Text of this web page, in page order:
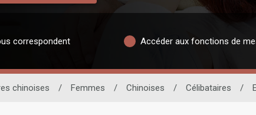
correspondent Accéder aux fonctions de
chinoises / Femmes / Chinoises / Célibataires /